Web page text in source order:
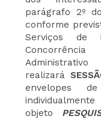
parágrafo 2º
conforme
Serviços de
realizará
envelopes
objeto